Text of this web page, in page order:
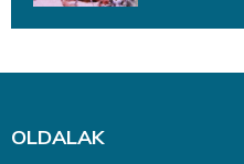
OLDALAK